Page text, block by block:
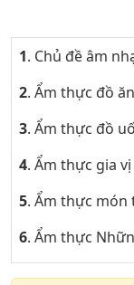
1. Chủ đề âm
2. Ẩm thực đồ
3. Ẩm thực đồ
4. Ẩm thực gia
5. Ẩm thực
6. Ẩm thực
7. Khoa trong